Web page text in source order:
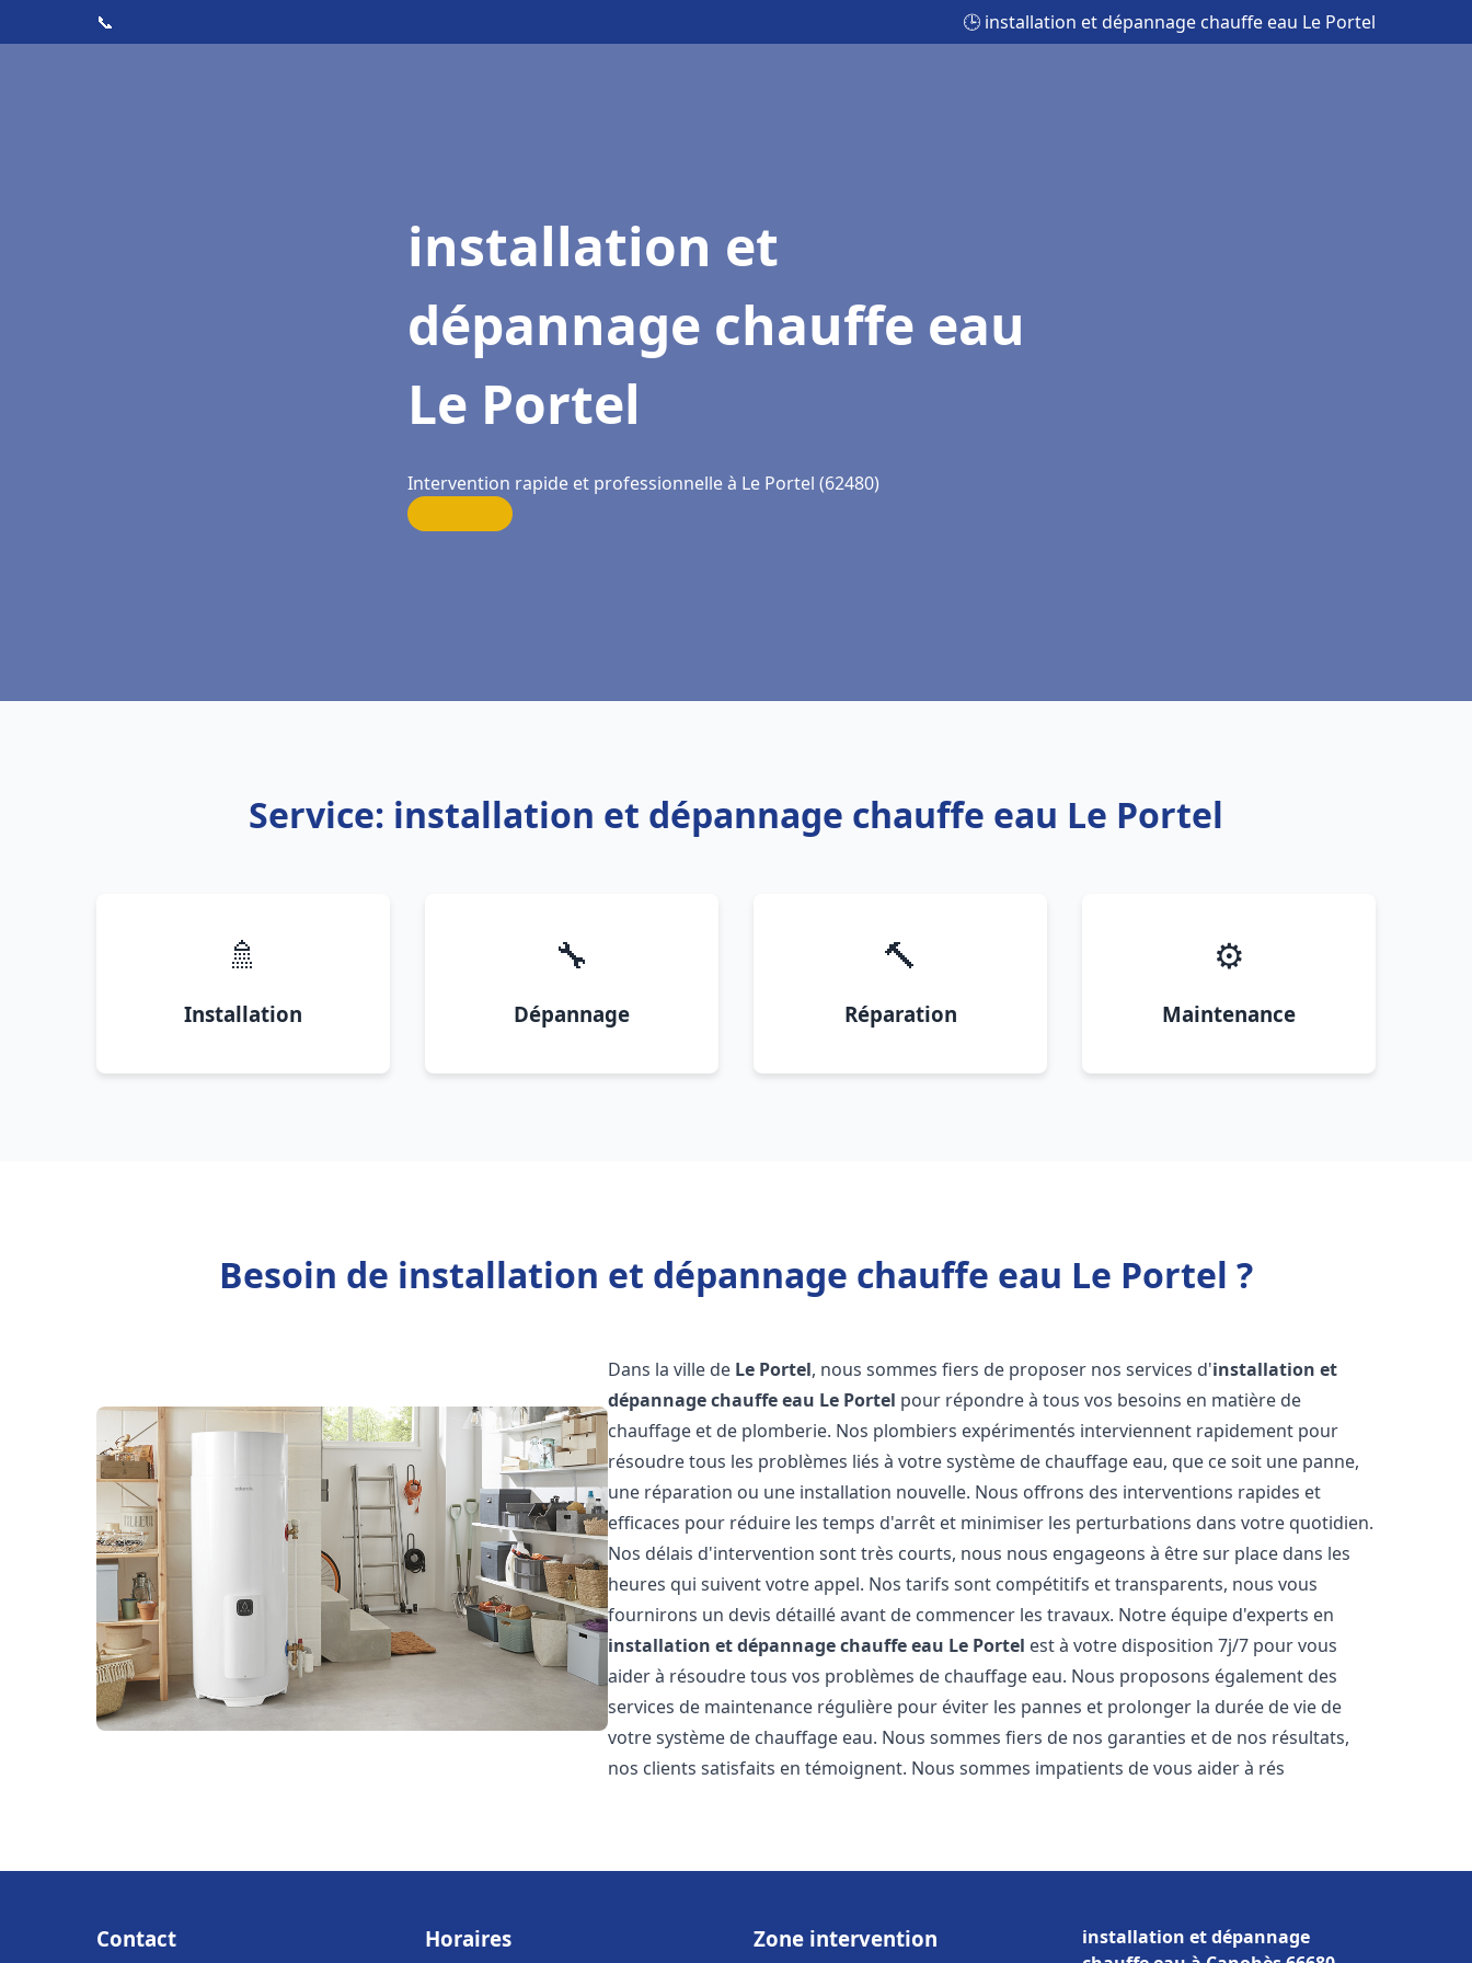
📞 🕒 installation et dépannage chauffe eau Le Portel
installation et
dépannage chauffe eau
Le Portel
Intervention rapide et professionnelle à Le Portel (62480)
Service: installation et dépannage chauffe eau Le Portel
🚿
Installation
🔧
Dépannage
🔨
Réparation
⚙️
Maintenance
Besoin de installation et dépannage chauffe eau Le Portel ?
Dans la ville de Le Portel, nous sommes fiers de proposer nos services d'installation et
dépannage chauffe eau Le Portel pour répondre à tous vos besoins en matière de
chauffage et de plomberie. Nos plombiers expérimentés interviennent rapidement pour
résoudre tous les problèmes liés à votre système de chauffage eau, que ce soit une panne,
une réparation ou une installation nouvelle. Nous offrons des interventions rapides et
efficaces pour réduire les temps d'arrêt et minimiser les perturbations dans votre quotidien.
Nos délais d'intervention sont très courts, nous nous engageons à être sur place dans les
heures qui suivent votre appel. Nos tarifs sont compétitifs et transparents, nous vous
fournirons un devis détaillé avant de commencer les travaux. Notre équipe d'experts en
installation et dépannage chauffe eau Le Portel est à votre disposition 7j/7 pour vous
aider à résoudre tous vos problèmes de chauffage eau. Nous proposons également des
services de maintenance régulière pour éviter les pannes et prolonger la durée de vie de
votre système de chauffage eau. Nous sommes fiers de nos garanties et de nos résultats,
nos clients satisfaits en témoignent. Nous sommes impatients de vous aider à rés
Contact Horaires Zone intervention
installation et dépannage